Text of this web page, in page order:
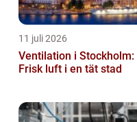
11 juli 2026
Ventilation i Stockholm:
Frisk luft i en tät stad